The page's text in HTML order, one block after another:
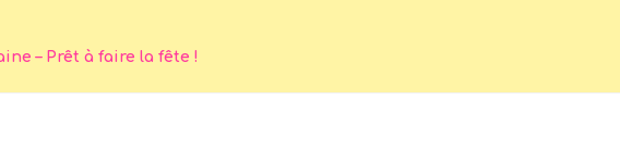
– Prêt à faire la fête !